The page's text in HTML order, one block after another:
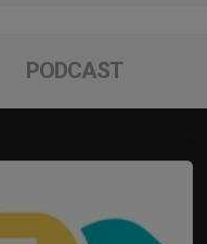
PODCAST